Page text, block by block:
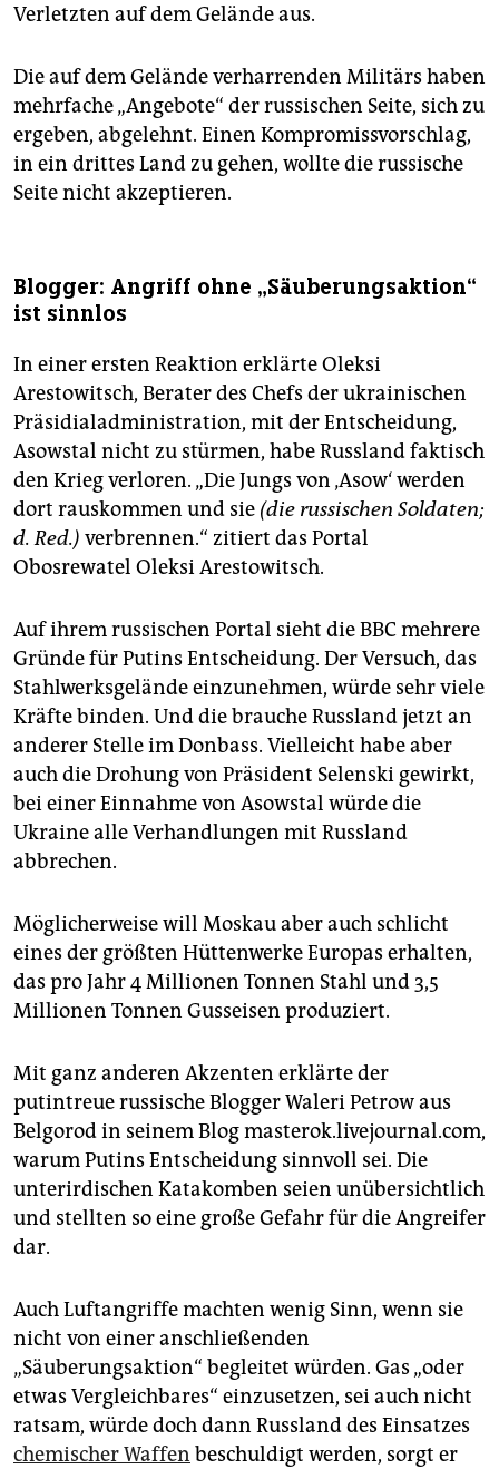
Verletzten auf dem Gelände aus.
Die auf dem Gelände verharrenden Militärs haben
mehrfache „Angebote“ der russischen Seite, sich zu
ergeben, abgelehnt. Einen Kompromissvorschlag,
in ein drittes Land zu gehen, wollte die russische
Seite nicht akzeptieren.
Blogger: Angriff ohne „Säuberungsaktion“
ist sinnlos
In einer ersten Reaktion erklärte Oleksi
Arestowitsch, Berater des Chefs der ukrainischen
Präsidialadministration, mit der Entscheidung,
Asowstal nicht zu stürmen, habe Russland faktisch
den Krieg verloren. „Die Jungs von ‚Asow‘ werden
dort rauskommen und sie (die russischen Soldaten;
d. Red.) verbrennen.“ zitiert das Portal
Obosrewatel Oleksi Arestowitsch.
Auf ihrem russischen Portal sieht die BBC mehrere
Gründe für Putins Entscheidung. Der Versuch, das
Stahlwerksgelände einzunehmen, würde sehr viele
Kräfte binden. Und die brauche Russland jetzt an
anderer Stelle im Donbass. Vielleicht habe aber
auch die Drohung von Präsident Selenski gewirkt,
bei einer Einnahme von Asowstal würde die
Ukraine alle Verhandlungen mit Russland
abbrechen.
Möglicherweise will Moskau aber auch schlicht
eines der größten Hüttenwerke Europas erhalten,
das pro Jahr 4 Millionen Tonnen Stahl und 3,5
Millionen Tonnen Gusseisen produziert.
Mit ganz anderen Akzenten erklärte der
putintreue russische Blogger Waleri Petrow aus
Belgorod in seinem Blog masterok.livejournal.com,
warum Putins Entscheidung sinnvoll sei. Die
unterirdischen Katakomben seien unübersichtlich
und stellten so eine große Gefahr für die Angreifer
dar.
Auch Luftangriffe machten wenig Sinn, wenn sie
nicht von einer anschließenden
„Säuberungsaktion“ begleitet würden. Gas „oder
etwas Vergleichbares“ einzusetzen, sei auch nicht
ratsam, würde doch dann Russland des Einsatzes
chemischer Waffen beschuldigt werden, sorgt er